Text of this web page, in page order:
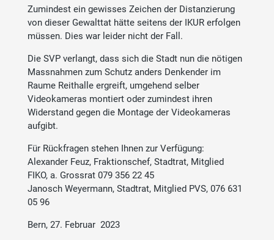
Zumindest ein gewisses Zeichen der Distanzierung
von dieser Gewalttat hätte seitens der IKUR erfolgen
müssen. Dies war leider nicht der Fall.
Die SVP verlangt, dass sich die Stadt nun die nötigen
Massnahmen zum Schutz anders Denkender im
Raume Reithalle ergreift, umgehend selber
Videokameras montiert oder zumindest ihren
Widerstand gegen die Montage der Videokameras
aufgibt.
Für Rückfragen stehen Ihnen zur Verfügung:
Alexander Feuz, Fraktionschef, Stadtrat, Mitglied
FIKO, a. Grossrat 079 356 22 45
Janosch Weyermann, Stadtrat, Mitglied PVS, 076 631
05 96
Bern, 27. Februar 2023